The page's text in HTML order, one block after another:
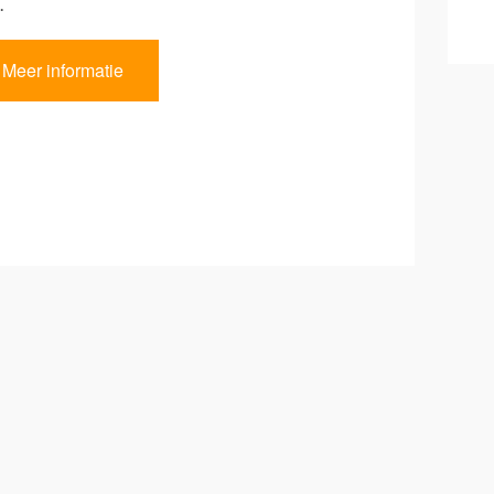
Meer informatie